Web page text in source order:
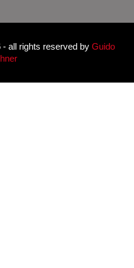
- all rights reserved by Guido